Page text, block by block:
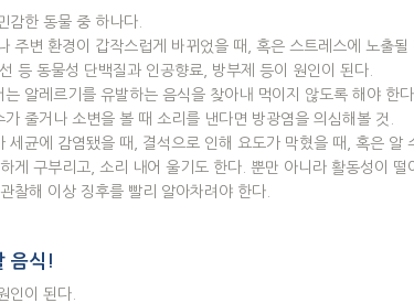
감한 동물 중 하나다.
주변 환경이 갑작스럽게 바뀌었을 때, 혹은 스트레스에 노출
등 동물성 단백질과 인공향료, 방부제 등이 원인이 된다.
알레르기를 유발하는 음식을 찾아내 먹이지 않도록 해야 한다.
줄거나 소변을 볼 때 소리를 낸다면 방광염을 의심해볼 것.
세균에 감염됐을 때, 결석으로 인해 요도가 막혔을 때, 혹은
게 구부리고, 소리 내어 울기도 한다. 뿐만 아니라 활동성이
찰해 이상 징후를 빨리 알아차려야 한다.
음식!
인이 된다.